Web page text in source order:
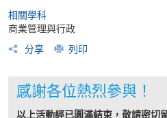
相關學科
商業管理與行政
分享
列印
感謝各位熱烈參與！
以上活動經已圓滿結束，敬請密切